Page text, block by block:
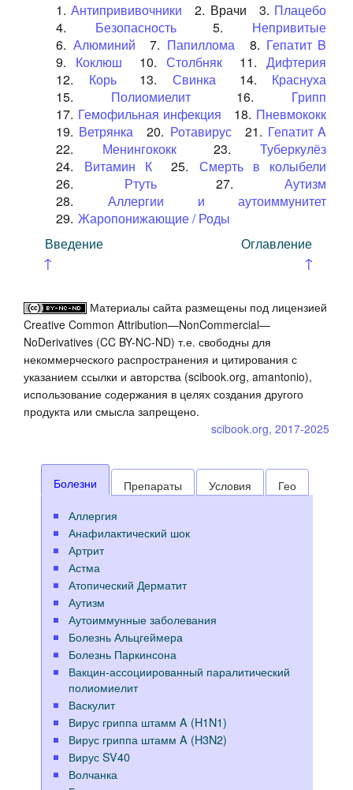
1. Антипрививочники 2. Врачи 3. Плацебо
4.
Безопасность 5.
Непривитые
6. Алюминий 7. Папиллома 8. Гепатит B
9.
Коклюш 10. Столбняк 11. Дифтерия
12.
Корь 13. Свинка 14.
Краснуха
15.
Полиомиелит 16.
Грипп
17. Гемофильная инфекция 18. Пневмококк
19. Ветрянка 20. Ротавирус 21. Гепатит A
22.
Менингококк 23.
Туберкулёз
24.
Витамин К 25.
Смерть в колыбели
26.
Ртуть 27.
Аутизм
28.
Аллергии и аутоиммунитет
29. Жаропонижающие / Роды
Введение
↑
Оглавление
↑
Материалы сайта размещены под лицензией
Creative Common Attribution—NonCommercial—
NoDerivatives (CC BY-NC-ND) т.е. свободны для
некоммерческого распространения и цитирования с
указанием ссылки и авторства (scibook.org, amantonio),
использование содержания в целях создания другого
продукта или смысла запрещено.
scibook.org, 2017-2025
Болезни Препараты Условия
Гео
Аллергия
Анафилактический шок
Артрит
Астма
Атопический Дерматит
Аутизм
Аутоиммунные заболевания
Болезнь Альцгеймера
Болезнь Паркинсона
Вакцин-ассоциированный паралитический
полиомиелит
Васкулит
Вирус гриппа штамм A (H1N1)
Вирус гриппа штамм A (H3N2)
Вирус SV40
Волчанка